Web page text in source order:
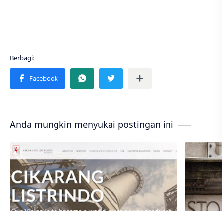
Anda mungkin menyukai postingan ini